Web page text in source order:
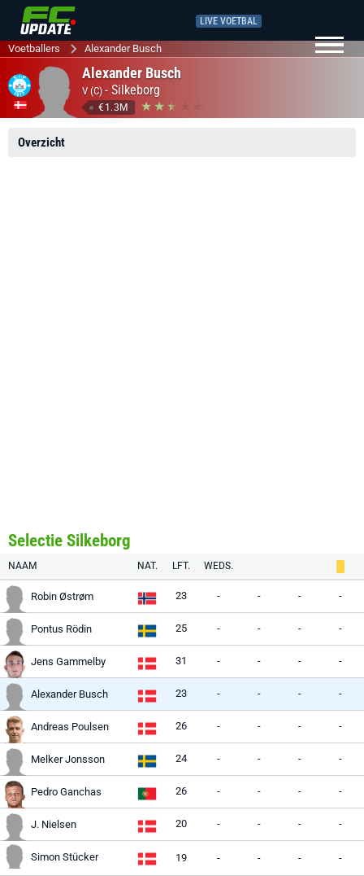
LIVE VOETBAL
Voetballers Alexander Busch
Alexander Busch
V (C) - Silkeborg
€1.3M
Overzicht
Selectie Silkeborg
NAAM NAT. LFT. WEDS.
Robin Østrøm 23 - - - -
Pontus Rödin 25 - - - -
Jens Gammelby 31 - - - -
Alexander Busch 23 - - - -
Andreas Poulsen 26 - - - -
Melker Jonsson 24 - - - -
Pedro Ganchas 26 - - - -
J. Nielsen 20 - - - -
Simon Stücker 19 - - - -